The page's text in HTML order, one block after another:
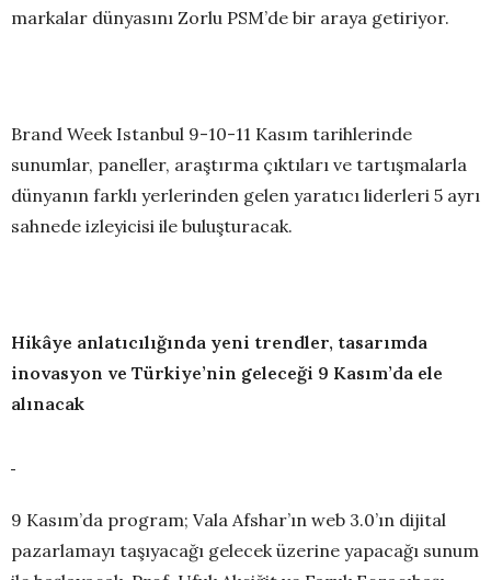
markalar dünyasını Zorlu PSM’de bir araya getiriyor.
Brand Week Istanbul 9-10-11 Kasım tarihlerinde
sunumlar, paneller, araştırma çıktıları ve tartışmalarla
dünyanın farklı yerlerinden gelen yaratıcı liderleri 5 ayrı
sahnede izleyicisi ile buluşturacak.
Hikâye anlatıcılığında yeni trendler, tasarımda
inovasyon ve Türkiye’nin geleceği 9 Kasım’da ele
alınacak
9 Kasım’da program; Vala Afshar’ın web 3.0’ın dijital
pazarlamayı taşıyacağı gelecek üzerine yapacağı sunum